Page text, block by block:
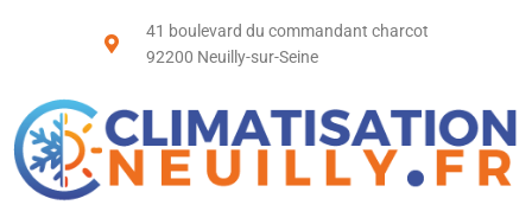
41 boulevard du commandant charcot
92200 Neuilly-sur-Seine